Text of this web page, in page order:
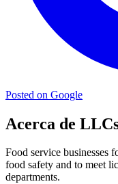
Posted on Google
Acerca de
Food service businesses
food safety and to meet
departments.